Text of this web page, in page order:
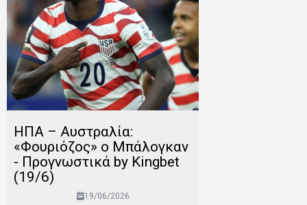
ΗΠΑ – Αυστραλία:
«Φουριόζος» ο Μπάλογκαν
- Προγνωστικά by Kingbet
(19/6)
19/06/2026